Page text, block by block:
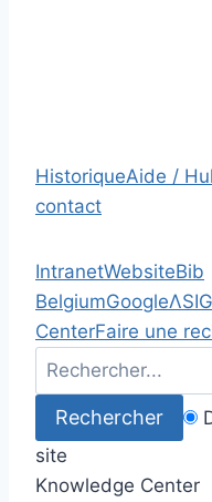
HistoriqueAide /
contact
IntranetWebsiteBib
BelgiumGoogleΛ
CenterFaire une
site
Knowledge Center